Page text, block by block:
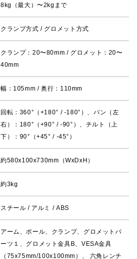
8kg（最大）〜2kgまで
クランプ方式 / グロメット方式
クランプ：20〜80mm / グロメット：20〜
40mm
幅：105mm / 奥行：110mm
回転：360°（+180° / -180°）、パン（左
右）：180°（+90° / -90°）、チルト（上
下）：90°（+45° / -45°）
約580x100x730mm（WxDxH）
約3kg
スチール / アルミ / ABS
アーム、ポール、クランプ、グロメットパ
ーツ１、グロメット金具B、VESA金具
（75x75mm/100x100mm）、 六角レンチ